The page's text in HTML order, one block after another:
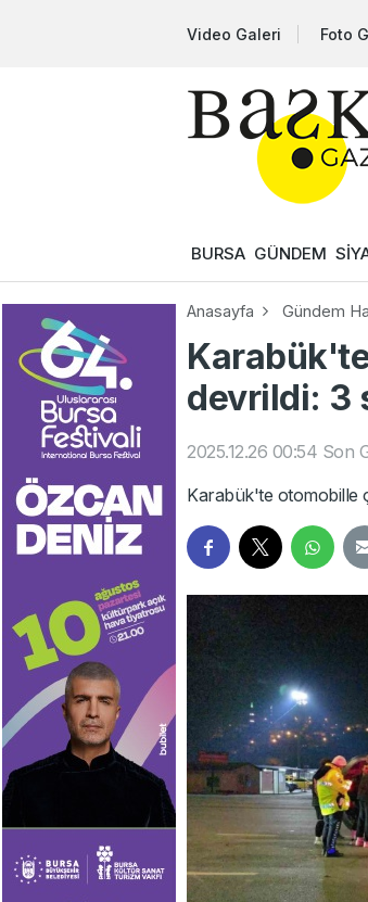
Video Galeri Foto
BURSA GÜNDEM
Anasayfa Gündem
devrildi: 3
2025.12.26 00:54 Son
Karabük'te otomobille